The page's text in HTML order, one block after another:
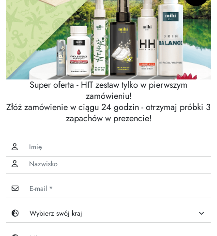
Super oferta - HIT zestaw tylko w pierwszym
zamówieniu!
Złóż zamówienie w ciągu 24 godzin - otrzymaj próbki 3
zapachów w prezencie!